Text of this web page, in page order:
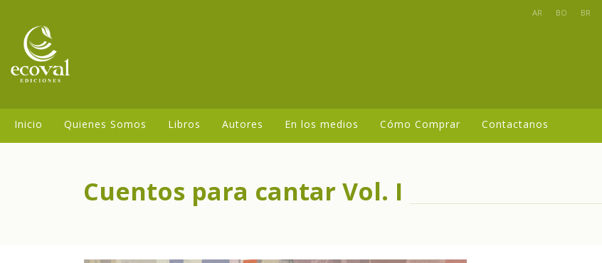
AR BO BR
Inicio Quienes Somos Libros Autores En los medios Cómo Comprar Contactanos
Cuentos para cantar Vol. I